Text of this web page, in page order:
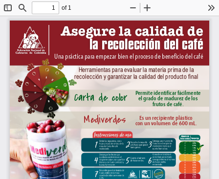
Toggle
Sidebar
Find
of 1
Zoom
Out
In
Asegure la calidad de
la recolección del café
Es un recipiente plástico
con un volumen de 600 mL.
Permite identificar fácilmente
el grado de madurez de los
frutos de café.
Mediverdes
Carta de color
Una práctica para empezar bien el proceso de beneficio del café
Herramientas para evaluar la materia prima de la
recolección y garantizar la calidad del producto f inal